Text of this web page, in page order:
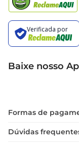
Baixe nosso
Formas de
Dúvidas